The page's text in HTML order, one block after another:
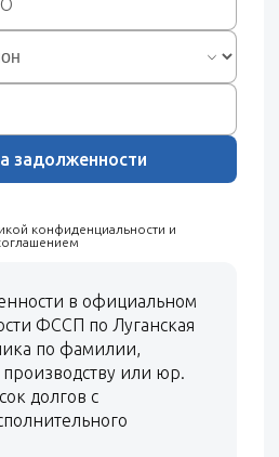
задолженности
конфиденциальности и
в официальном
ФССП по Луганская
по фамилии,
или юр.
долгов с